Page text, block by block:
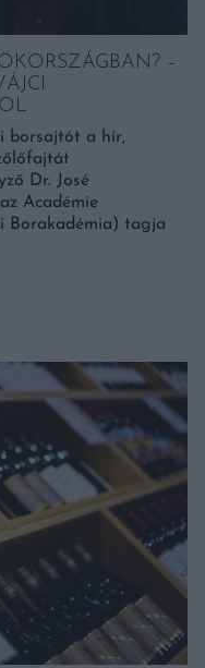
–
borsajtót a hír,
Dr. José
Académie
Borakadémia) tagja